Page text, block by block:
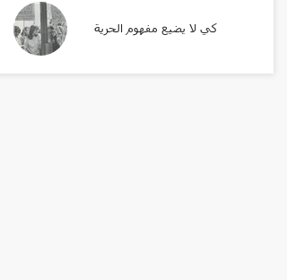
كي لا يضيع مفهوم الحرية